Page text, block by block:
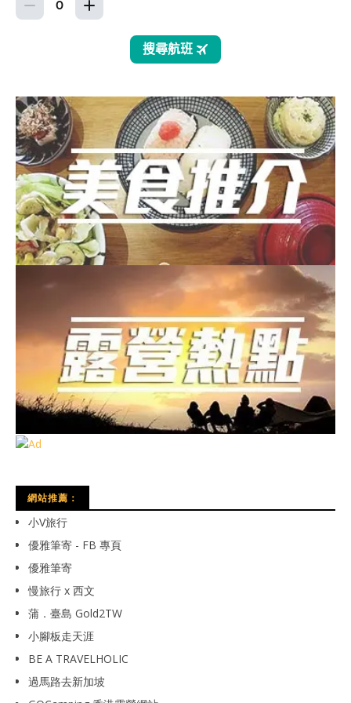
網站推薦：
小V旅行
優雅筆寄 - FB 專頁
優雅筆寄
慢旅行 x 西文
蒲．臺島 Gold2TW
小腳板走天涯
BE A TRAVELHOLIC
過馬路去新加坡